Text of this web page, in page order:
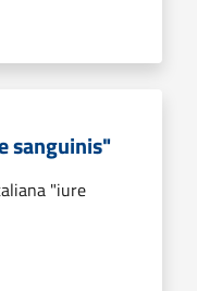
sanguinis"
"iure